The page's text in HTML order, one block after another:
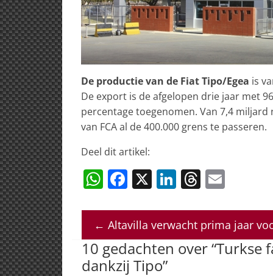
De productie van de Fiat Tipo/Egea is
De export is de afgelopen drie jaar met
percentage toegenomen. Van 7,4
van FCA al de 400.000 grens te passeren.
Deel dit artikel:
W
at
s
A
F
c
e
b
X Li
k
e
dI
T
re
a
d
ai
l
← Altavilla verwacht prima jaar
10 gedachten over “Turkse
dankzij Tipo”